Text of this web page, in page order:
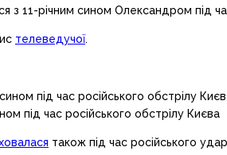
11-річним сином Олександром під
телеведучої.
під час російського обстрілу Києва
також під час російського